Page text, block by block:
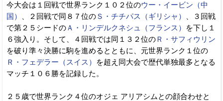
今大会は１回戦で世界ランク１０２位のウー・イービン（中
国）
、２回戦で同８７位のＳ・チチパス（ギリシャ）
、３回戦
で第２５シードのＡ・リンデルクネシュ（フランス）
を下し１
６強入り。そして、４回戦では同１３２位のＲ・サフィウリン
を破り準々決勝に駒を進めるとともに、元世界ランク１位の
Ｒ・フェデラー（スイス）
を超え同大会で歴代単独最多となる
マッチ１０６勝を記録した。
２５歳で世界ランク４位のオジェ アリアシムとの顔合わせと